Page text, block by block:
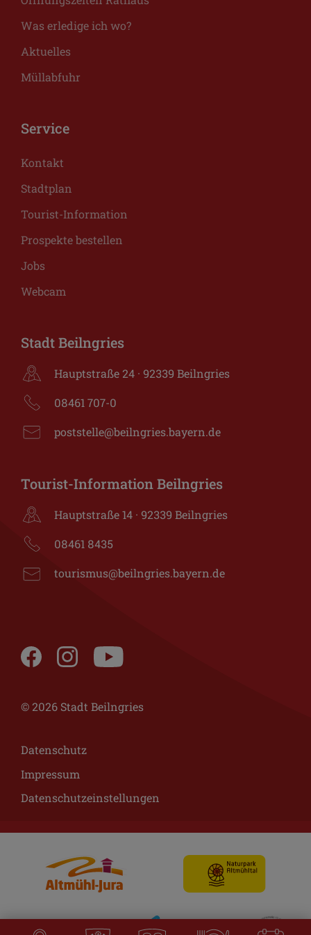
Was erledige ich wo?
Aktuelles
Müllabfuhr
Service
Kontakt
Stadtplan
Tourist-Information
Prospekte bestellen
Jobs
Webcam
Stadt Beilngries
Hauptstraße 24 · 92339 Beilngries
08461 707-0
poststelle@beilngries.bayern.de
Tourist-Information Beilngries
Hauptstraße 14 · 92339 Beilngries
08461 8435
tourismus@beilngries.bayern.de
© 2026 Stadt Beilngries
Datenschutz
Impressum
Datenschutzeinstellungen